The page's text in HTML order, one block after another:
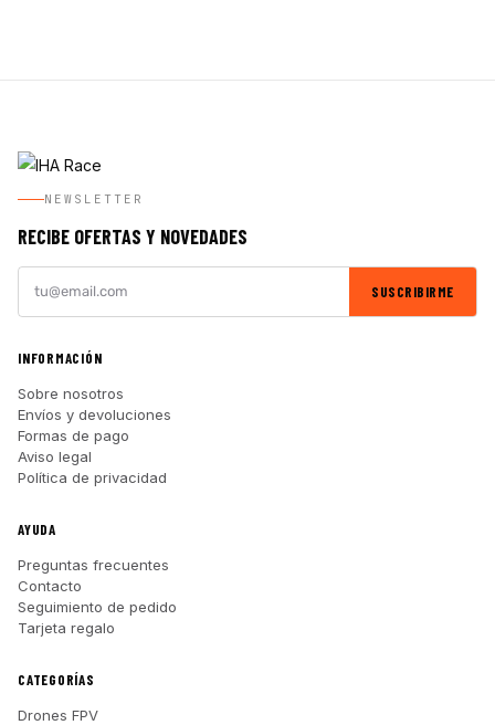
NEWSLETTER
RECIBE OFERTAS Y NOVEDADES
SUSCRIBIRME
INFORMACIÓN
Sobre nosotros
Envíos y devoluciones
Formas de pago
Aviso legal
Política de privacidad
AYUDA
Preguntas frecuentes
Contacto
Seguimiento de pedido
Tarjeta regalo
CATEGORÍAS
Drones FPV